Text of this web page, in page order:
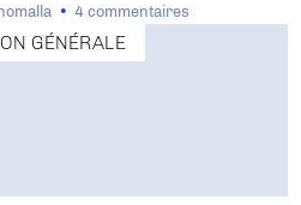
4 commentaires
GÉNÉRALE